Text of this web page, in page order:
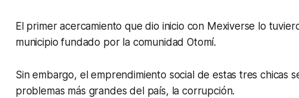
El primer acercamiento que dio inicio con Mexiverse lo
municipio fundado por la comunidad Otomí.
Sin embargo, el emprendimiento social de estas tres chicas
problemas más grandes del país, la corrupción.